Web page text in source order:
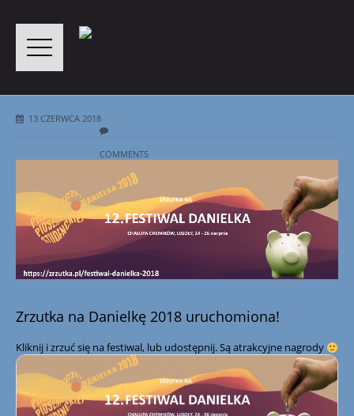
13 CZERWCA 2018
COMMENTS
Zrzutka na Danielkę 2018 uruchomiona!
Kliknij i zrzuć się na festiwal, lub udostępnij. Są atrakcyjne nagrody